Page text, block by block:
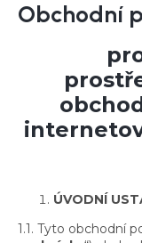
Obchodní
ÚVODNÍ
1.1. Tyto obchodní